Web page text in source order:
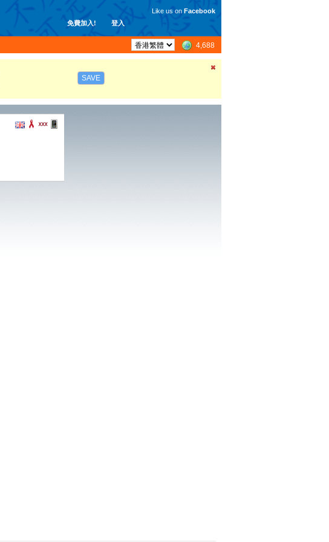
免費加入! 登入
Like us on Facebook
4,688
SAVE